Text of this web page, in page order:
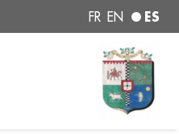
FR EN ES